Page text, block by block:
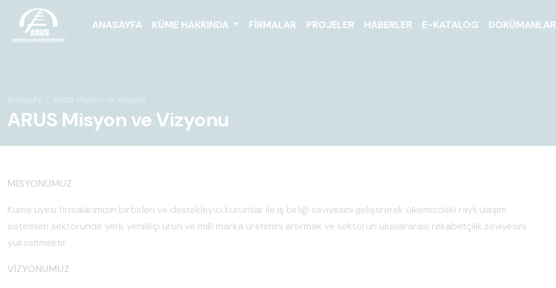
ANASAYFA KÜME HAKKINDA FIRMALAR PROJELER HABERLER E-KATALOG DOKÜMANLAR
Anasayfa ARUS Misyon ve Vizyonu
ARUS Misyon ve Vizyonu
MİSYONUMUZ
Küme üyesi firmalarımızın birbirleri ve destekleyici kurumlar ile iş birliği seviyesini geliştirerek ülkemizdeki raylı ulaşım
sistemleri sektöründe yerli, yenilikçi ürün ve millî marka üretimini artırmak ve sektörün uluslararası rekabetçilik seviyesini
yükseltmektir.
VİZYONUMUZ